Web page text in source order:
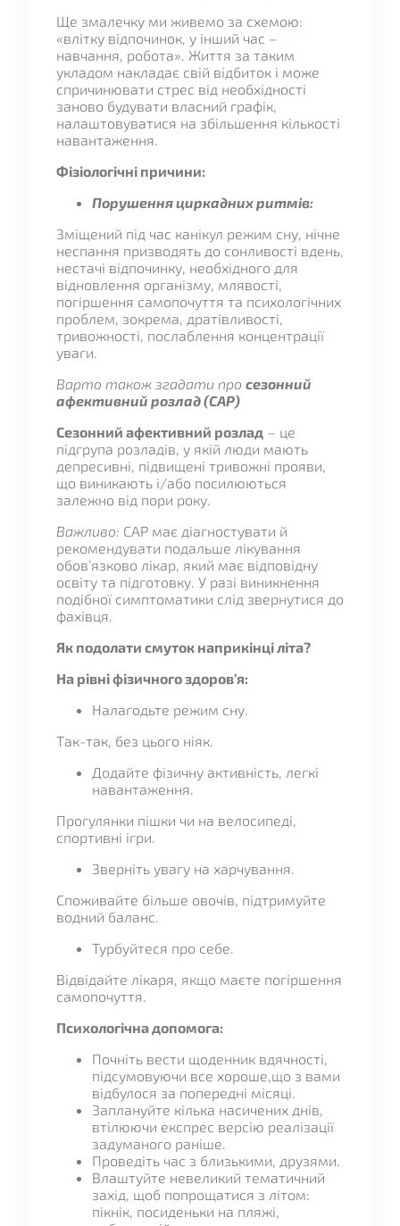
Ще змалечку ми живемо за схемою:
«влітку відпочинок, у інший час –
навчання, робота». Життя за таким
укладом накладає свій відбиток і може
спричинювати стрес від необхідності
заново будувати власний графік,
налаштовуватися на збільшення кількості
навантаження.
Фізіологічні причини:
Порушення циркадних ритмів:
Зміщений під час канікул режим сну, нічне
неспання призводять до сонливості вдень,
нестачі відпочинку, необхідного для
відновлення організму, млявості,
погіршення самопочуття та психологічних
проблем, зокрема, дратівливості,
тривожності, послаблення концентрації
уваги.
Варто також згадати про сезонний
афективний розлад (САР)
Сезонний афективний розлад– це
підгрупа розладів, у якій люди мають
депресивні, підвищені тривожні прояви,
що виникають і/або посилюються
залежно від пори року.
Важливо: САР має діагностувати й
рекомендувати подальше лікування
обов’язково лікар, який має відповідну
освіту та підготовку. У разі виникнення
подібної симптоматики слід звернутися до
фахівця.
Як подолати смуток наприкінці літа?
На рівні фізичного здоров’я:
Налагодьте режим сну.
Так-так, без цього ніяк.
Додайте фізичну активність, легкі
навантаження.
Прогулянки пішки чи на велосипеді,
спортивні ігри.
Зверніть увагу на харчування.
Споживайте більше овочів, підтримуйте
водний баланс.
Турбуйтеся про себе.
Відвідайте лікаря, якщо маєте погіршення
самопочуття.
Психологічна допомога:
Почніть вести щоденник вдячності,
підсумовуючи все хороше,що з вами
відбулося за попередні місяці.
Заплануйте кілька насичених днів,
втілюючи експрес версію реалізації
задуманого раніше.
Проведіть час з близькими, друзями.
Влаштуйте невеликий тематичний
захід, щоб попрощатися з літом:
пікнік, посиденьки на пляжі,